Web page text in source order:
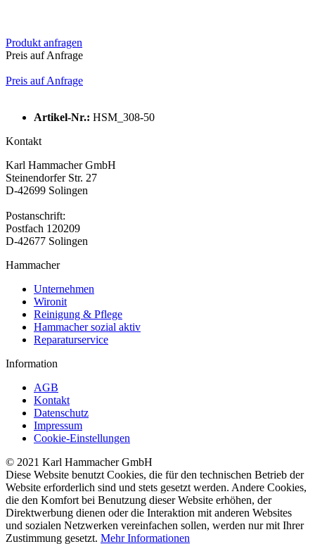
Produkt anfragen
Preis auf Anfrage
Preis auf Anfrage
Artikel-Nr.: HSM_308-50
Kontakt
Karl Hammacher GmbH
Steinendorfer Str. 27
D-42699 Solingen
Postanschrift:
Postfach 120209
D-42677 Solingen
Hammacher
Unternehmen
Wironit
Reinigung & Pflege
Hammacher sozial aktiv
Reparaturservice
Information
AGB
Kontakt
Datenschutz
Impressum
Cookie-Einstellungen
© 2021 Karl Hammacher GmbH
Diese Website benutzt Cookies, die für den technischen Betrieb der
Website erforderlich sind und stets gesetzt werden. Andere Cookies,
die den Komfort bei Benutzung dieser Website erhöhen, der
Direktwerbung dienen oder die Interaktion mit anderen Websites
und sozialen Netzwerken vereinfachen sollen, werden nur mit Ihrer
Zustimmung gesetzt. Mehr Informationen